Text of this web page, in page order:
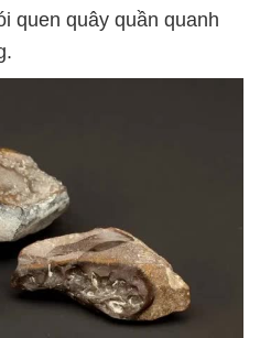
quen quây quần quanh